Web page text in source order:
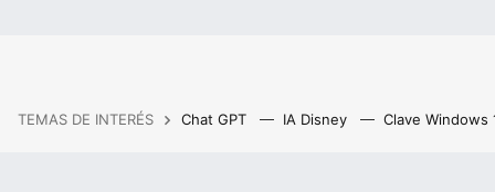
TEMAS DE INTERÉS Chat GPT IA Disney Clave Windows